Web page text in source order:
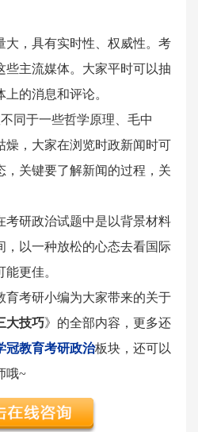
大，具有实时性、权威性。考
些主流媒体。大家平时可以抽
的消息和评论。
同于一些哲学原理、毛中
燥，大家在浏览时政新闻时可
，关键要了解新闻的过程，关
研政治试题中是以背景材料
，以一种放松的心态去看国际
更佳。
考研小编为大家带来的关于
大技巧》的全部内容，更多还
冠教育考研政治板块，还可以
哦~